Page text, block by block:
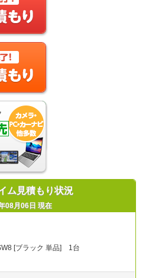
ム見積もり状況
08月06日 現在